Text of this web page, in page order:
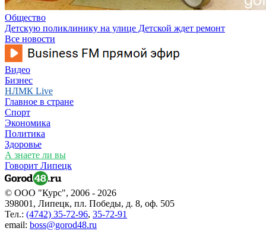
Общество
Детскую поликлинику на улице Детской ждет ремонт
Все новости
Видео
Бизнес
НЛМК Live
Главное в стране
Спорт
Экономика
Политика
Здоровье
А знаете ли вы
Говорит Липецк
© ООО "Курс", 2006 - 2026
398001, Липецк, пл. Победы, д. 8, оф. 505
Тел.: (4742) 35-72-96, 35-72-91
email: boss@gorod48.ru